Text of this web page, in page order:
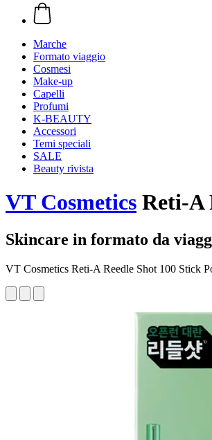
Marche
Formato viaggio
Cosmesi
Make-up
Capelli
Profumi
K-BEAUTY
Accessori
Temi speciali
SALE
Beauty rivista
VT Cosmetics Reti-A
Skincare in formato da
VT Cosmetics Reti-A Reedle Shot 100 Stick